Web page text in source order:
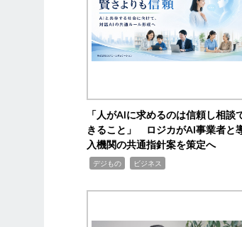
「人がAIに求めるのは信頼し相談
きること」 ロジカがAI事業者と
入機関の共通指針案を策定へ
デジもの ビジネス